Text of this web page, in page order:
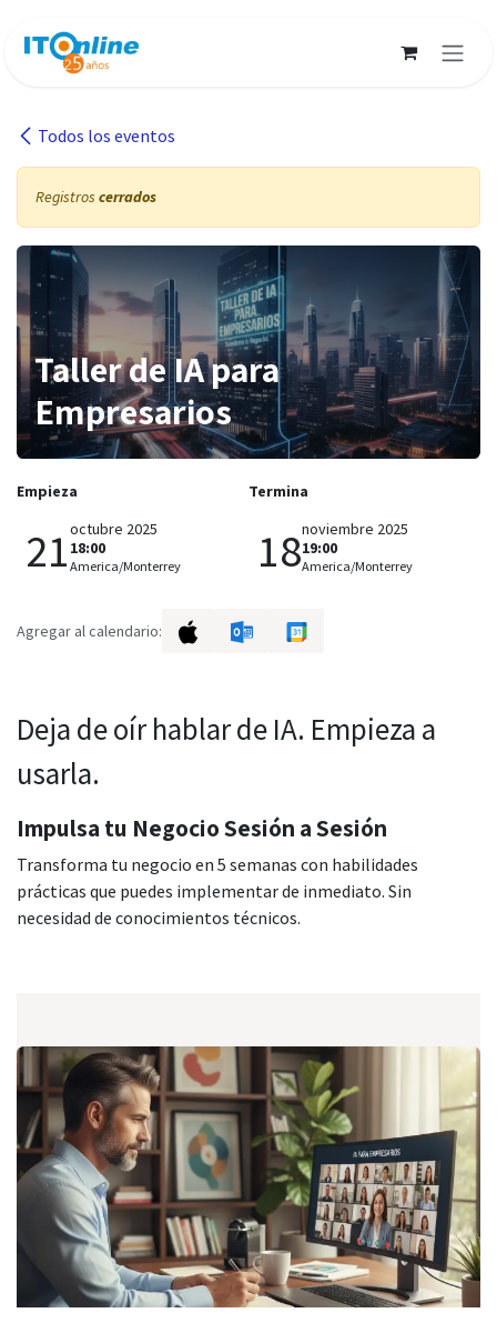
Todos los eventos
Registros cerrados
Taller de IA para
Empresarios
Empieza
21octubre 2025
18:00
America/Monterrey
Termina
18noviembre 2025
19:00
America/Monterrey
Agregar al calendario:
Deja de oír hablar de IA. Empieza a
usarla.
Impulsa tu Negocio Sesión a Sesión
Transforma tu negocio en 5 semanas con habilidades
prácticas que puedes implementar de inmediato. Sin
necesidad de conocimientos técnicos.